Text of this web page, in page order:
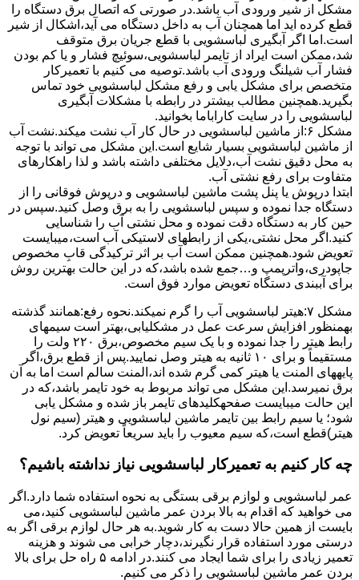
مشکل از شیر ورودی آب باشد.در صورتی که اتصال برق دستگاه را
قطع کرده اید اما همچنان آب به داخل دستگاه می آید،اشکال از شیر
است.اما اگر آبگیری لباسشویی با قطع جریان برق متوقف
شد،ممکن است ایراد از تایمر لباسشویی،سوئیچ فشار و یا کم بودن
فشار آب شیلنگ ورودی آب باشد.توصیه می کنیم با تعمیرکار
متخصص برای مشکل یابی و رفع مشکل لباسشویی خود تماس
بگیرید.همچنین مطالب بیشتر در رابطه با مشکلات آبگیری
لباسشویی را در سایت کاراباما بخوانید.
مشکل ۶:از ﻣﺎﺷﯿﻦ لباسشویی در ﺣﺎل ﮐﺎر آب ﻧﺸﺖ میکند.نشت آب
از ماشین لباسشویی بسیار شایع است.این مشکل می تواند با توجه
به محل دقیق نشت آب،دلایل مختلفی داشته باشد و لذا راهکارهای
متفاوت برای رفع نشتی آب.
ابتدا درپوش یا پنل ﭘﺸﺖ ﻣﺎﺷﯿﻦ لباسشویی و درپوش ﻓﻮﻗﺎﻧﯽ را از
دستگاه ﺟﺪا ﻧﻤﻮده و ﺳﭙﺲ لباسشویی را ﺑﻪ ﺑﺮق وصل ﮐﻨﯿﺪ.سپس در
حین کار به دستگاه دقت نموده و ﻣﺤﻞ نشتی آب را ﺷﻨﺎﺳﺎﯾﯽ
کنید.اﮔﺮ ﻣﺤﻞ نشتی،ﯾﮑﯽ از رابطهای ﻻﺳﺘﯿﮑﯽ آب اﺳﺖ،میبایست
ﺗﻌﻮﯾﺾ شود.همچنین ﻣﻤﮑﻦ اﺳﺖ آب بر اثر ﺗﺮﮐﯿﺪﮔﯽ قابِ ﻣﺨﺼﻮص
ﺟﺎﭘﻮدری،واترپمپ و…جمع شده ﺑﺎﺷﺪ،ﮐﻪ در این حالت بهترین روش
برای آببندی دستگاه ﺗﻌﻮﯾﺾ ﻣﻮارد ﻓﻮق اﺳﺖ.
مشکل ۷:ﻫﯿﺘﺮ لباسشویی آب را ﮔﺮم نمیکند.نحوه رﻓﻊ:ﻫﻤﺎﻧﻨﺪ ﮔﺬﺷﺘﻪ
بهمنظور اﻓﺰاﯾﺶ ﺳﺮﻋﺖ ﻋﻤﻞ در مشکلیابی،بهتر است سیمهای
راﺑﻂ ﻫﯿﺘﺮ را ﺟﺪا ﻧﻤﻮده و ﺑﺎ ﯾﮏ ﺳﯿﻢ ﻣﺨﺼﻮص،برق ۲۲۰ ولت را
مستقیماً و برای ۱۰ ﺛﺎﻧﯿﻪ ﺑﻪ ﻫﯿﺘﺮ وصل نمایید.ﭘﺲ از ﻗﻄﻊ ﺑﺮق،اﮔﺮ
پایههای اﻟﻤﻨﺖ یا هیتر کمی ﮔﺮم ﺷﺪه اند،اﻟﻤﻨﺖ ﺳﺎﻟﻢ است اما ﺑﻪ آن
ﺑﺮق نمیرسد.اﯾﻦ ﻣﺸﮑﻞ می تواند مربوط به ﺧﻮد ﺗﺎﯾﻤﺮ باشد،ﮐﻪ در
این حالت میبایست صفحهکلیدهای ﺗﺎﯾﻤﺮ باز شده و مشکل یابی
شود؛ ﯾﺎ ﺳﯿﻢ راﺑﻂ ﺑﯿﻦ ﺗﺎﯾﻤﺮ ماشین لباسشویی و ﻫﯿﺘﺮ (سیم ﻧﻮل
ﻫﯿﺘﺮ)ﻗﻄﻊ اﺳﺖ،ﮐﻪ ﺳﯿﻢ ﻣﻌﯿﻮب را ﺑﺎﯾﺪ سریعاً ﺗﻌﻮﯾﺾ کرد.
چه کار کنیم به تعمیرکار لباسشویی نیاز نداشته باشیم؟
عمر لباسشویی و لوازم برقی بستگی به نحوه استفاده شما دارد.اگر
می خواهید که اقدام به بالا بردن عمر ماشین لباسشویی کنید،می
بایست از همین حالا دست به کار شوید.به هر حال لوازم برقی اگر به
درستی مورد استفاده قرار نگیرند،دچار خرابی می شوند و هزینه
تعمیر زیادی را برای شما ایجاد می کنند.در ادامه ۵ راه حل برای بالا
بردن عمر ماشین لباسشویی را ذکر می کنیم.